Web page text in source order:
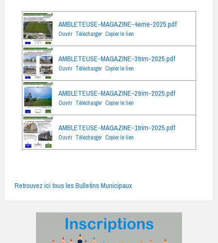
AMBLETEUSE-MAGAZINE-4eme-2025.pdf
Ouvrir Télécharger Copier le lien
AMBLETEUSE-MAGAZINE-3trim-2025.pdf
Ouvrir Télécharger Copier le lien
AMBLETEUSE-MAGAZINE-2trim-2025.pdf
Ouvrir Télécharger Copier le lien
AMBLETEUSE-MAGAZINE-1trim-2025.pdf
Ouvrir Télécharger Copier le lien
Retrouvez ici tous les Bulletins Municipaux